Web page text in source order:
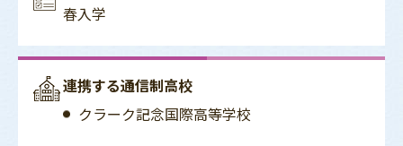
春入学
連携する通信制高校
クラーク記念国際高等学校